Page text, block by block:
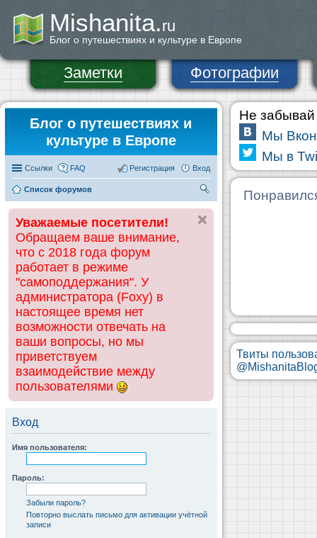
Mishanita.ru
Блог о путешествиях и культуре в Европе
Заметки Фотографии
Блог о путешествиях и
культуре в Европе
Ссылки FAQ Вход
Регистрация
Список форумов
ск
Уважаемые посетители!
Обращаем ваше внимание,
что с 2018 года форум
работает в режиме
"самоподдержания". У
администратора (Foxy) в
настоящее время нет
возможности отвечать на
ваши вопросы, но мы
приветствуем
взаимодействие между
пользователями
Вход
Имя пользователя:
Пароль:
Забыли пароль?
Повторно выслать письмо для активации учётной
записи
Не забывай
Мы
Мы в
Твиты